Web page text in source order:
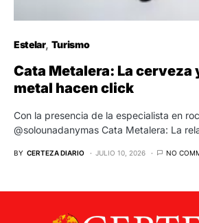
Estelar Turismo
Cata Metalera: La cerveza
metal hacen click
Con la presencia de la especialista en
@solounadanymas Cata Metalera: La
BY CERTEZA DIARIO JULIO 10, 2026 NO